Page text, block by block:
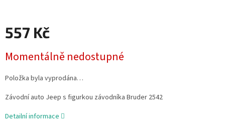
557 Kč
cena:
Momentálně nedostupné
Položka byla vyprodána…
Závodní auto Jeep s figurkou závodníka Bruder 2542
Detailní informace